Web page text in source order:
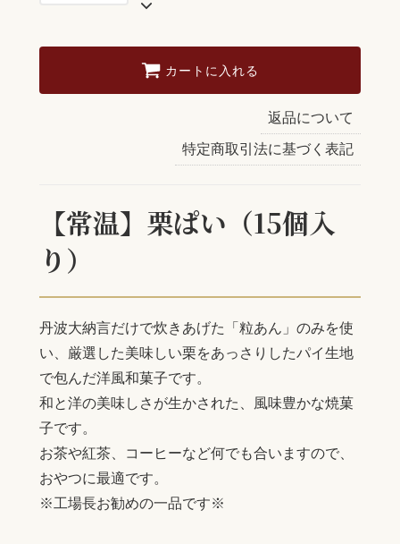
カートに入れる
返品について
特定商取引法に基づく表記
【常温】栗ぱい（15個入
り）
丹波大納言だけで炊きあげた「粒あん」のみを使
い、厳選した美味しい栗をあっさりしたパイ生地
で包んだ洋風和菓子です。
和と洋の美味しさが生かされた、風味豊かな焼菓
子です。
お茶や紅茶、コーヒーなど何でも合いますので、
おやつに最適です。
※工場長お勧めの一品です※